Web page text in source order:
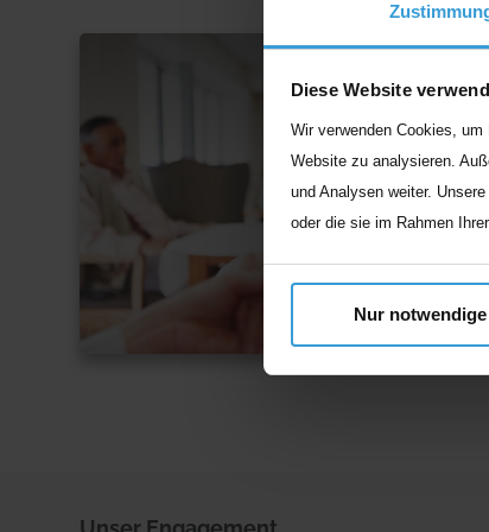
Diese Website
Wir verwenden Cookies,
Website zu analysieren.
und Analysen weiter.
oder die sie im Rahmen
Nur